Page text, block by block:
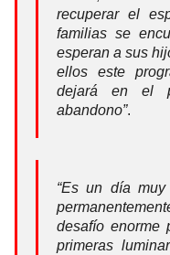
recuperar el
familias se
esperan a sus
ellos este
dejará en el
abandono”.
“Es un día
desafío enorme
primeras